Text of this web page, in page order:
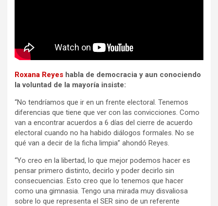
Roxana Reyes habla de democracia y aun conociendo
la voluntad de la mayoría insiste:
“No tendríamos que ir en un frente electoral. Tenemos
diferencias que tiene que ver con las convicciones. Como
van a encontrar acuerdos a 6 días del cierre de acuerdo
electoral cuando no ha habido diálogos formales. No se
qué van a decir de la ficha limpia” ahondó Reyes.
“Yo creo en la libertad, lo que mejor podemos hacer es
pensar primero distinto, decirlo y poder decirlo sin
consecuencias. Esto creo que lo tenemos que hacer
como una gimnasia. Tengo una mirada muy disvaliosa
sobre lo que representa el SER sino de un referente